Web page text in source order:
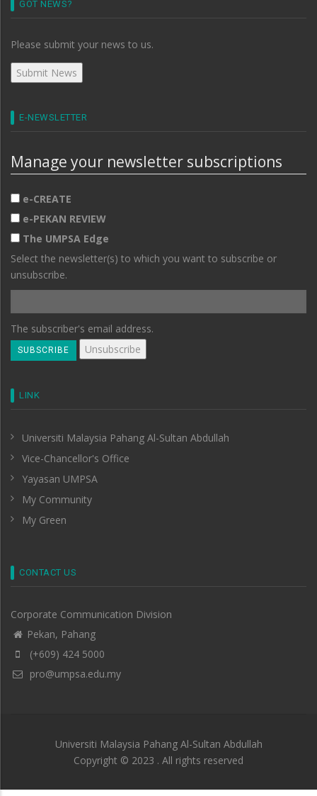
GOT NEWS?
Please submit your news to us.
E-NEWSLETTER
Manage your newsletter subscriptions
e-CREATE
e-PEKAN REVIEW
The UMPSA Edge
Select the newsletter(s) to which you want to subscribe or
unsubscribe.
The subscriber's email address.
LINK
Universiti Malaysia Pahang Al-Sultan Abdullah
Vice-Chancellor's Office
Yayasan UMPSA
My Community
My Green
CONTACT US
Corporate Communication Division
Pekan, Pahang
(+609) 424 5000
pro@umpsa.edu.my
Universiti Malaysia Pahang Al-Sultan Abdullah
Copyright © 2023 . All rights reserved